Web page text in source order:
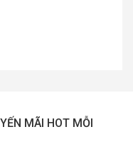
MÃI HOT MỖI